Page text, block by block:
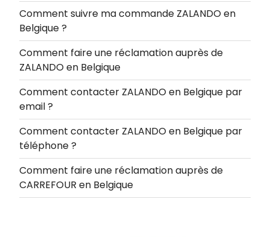
Comment suivre ma commande ZALANDO en
Belgique ?
Comment faire une réclamation auprès de
ZALANDO en Belgique
Comment contacter ZALANDO en Belgique par
email ?
Comment contacter ZALANDO en Belgique par
téléphone ?
Comment faire une réclamation auprès de
CARREFOUR en Belgique